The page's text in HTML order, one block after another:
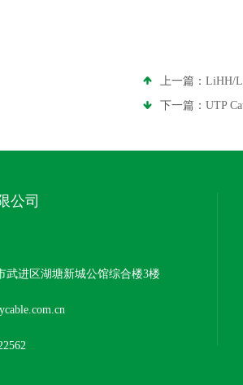
上一篇： LiHH/
下一篇： UTP
公司
武进区湖塘新城公馆综合楼3楼